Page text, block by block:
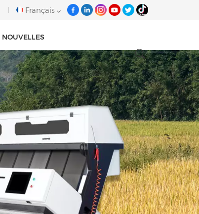
Français
English
français
italiano
русский
español
português
Tiếng việt
العربية
NOUVELLES